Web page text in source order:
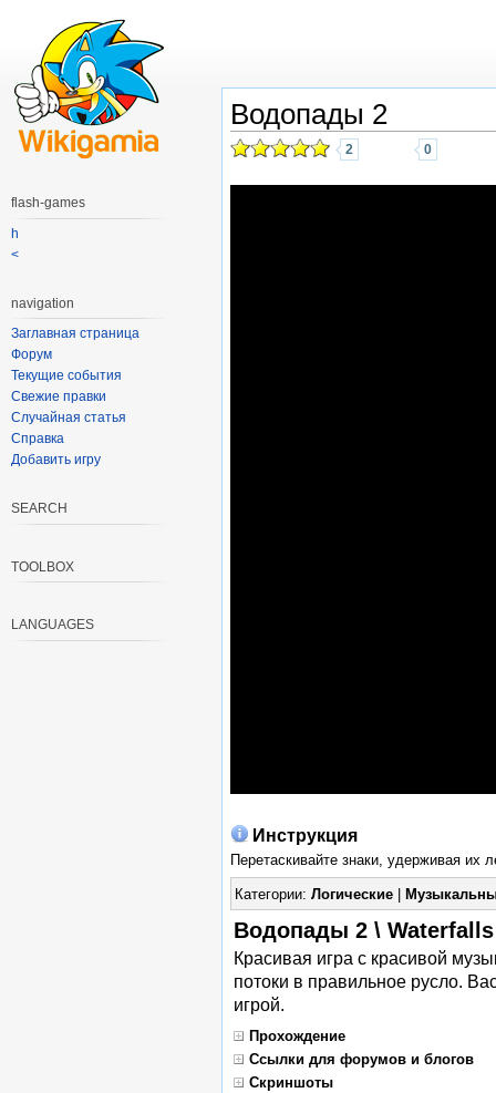
Водопады 2
2 0
Инструкция
Перетаскивайте знаки, удерживая их
Категории: Логические|
Водопады 2 \
Красивая игра с красивой
потоки в правильное русло.
игрой.
Прохождение
Ссылки для форумов и блогов
Скриншоты
flash-games
h
<
navigation
Заглавная страница
Форум
Текущие события
Свежие правки
Случайная статья
Справка
Добавить игру
SEARCH
TOOLBOX
LANGUAGES